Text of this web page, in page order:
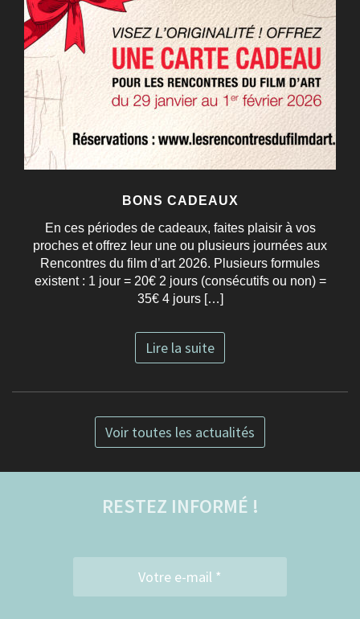
BONS CADEAUX
En ces périodes de cadeaux, faites plaisir à vos
proches et offrez leur une ou plusieurs journées aux
Rencontres du film d’art 2026. Plusieurs formules
existent : 1 jour = 20€ 2 jours (consécutifs ou non) =
35€ 4 jours […]
Lire la suite
Voir toutes les actualités
RESTEZ INFORMÉ !